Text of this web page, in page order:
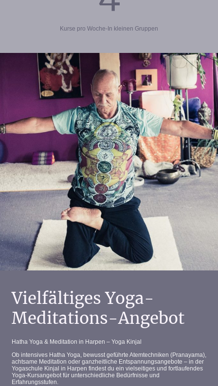
Kurse pro Woche- In kleinen Gruppen
Vielfältiges Yoga-
Meditations-Angebot
Hatha Yoga & Meditation in Harpen – Yoga Kinjal
Ob intensives Hatha Yoga , bewusst geführte Atemtechniken (Pranayama)
achtsame Meditation oder ganzheitliche Entspannungsangebote – in der
Yogaschule Kinjal in Harpen findest du ein vielseitiges und fortlaufendes
Yoga‑Kursangebot für unterschiedliche Bedürfnisse und
Erfahrungsstufen.